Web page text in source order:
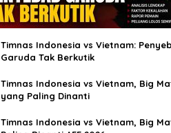
Timnas Indonesia vs Vietnam:
Garuda Tak Berkutik
Timnas Indonesia vs Vietnam, Big
yang Paling Dinanti
Timnas Indonesia vs Vietnam, Big